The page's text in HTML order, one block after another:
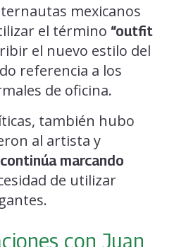
mexicanos
el término “outfit
el nuevo estilo del
referencia a los
de oficina.
también hubo
al artista y
continúa marcando
de utilizar
con Juan